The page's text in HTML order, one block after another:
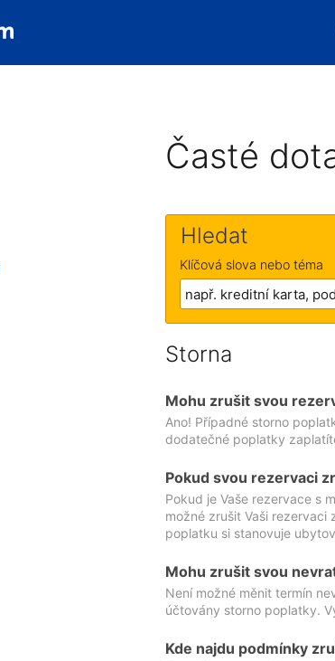
Časté
Hledat
Klíčová slova nebo téma
Storna
Mohu zrušit svou
Ano! Případné storno
dodatečné poplatky
Pokud svou rezervaci
Pokud je Vaše rezervace s
možné zrušit Vaši
poplatku si stanovuje
Mohu zrušit svou
Není možné měnit termín
účtovány storno poplatky.
Kde najdu podmínky